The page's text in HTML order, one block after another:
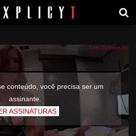
conteúdo, você precisa ser um
assinante.
ASSINATURAS